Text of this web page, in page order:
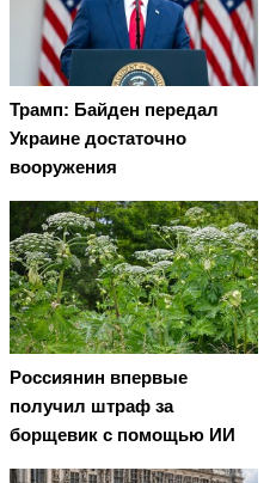
Трамп: Байден передал
Украине достаточно
вооружения
Россиянин впервые
получил штраф за
борщевик с помощью ИИ